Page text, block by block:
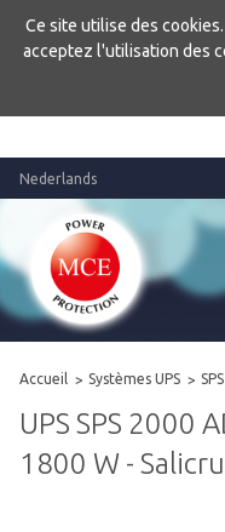
Ce site utilise des
acceptez l'utilisation des
Nederlands
Accueil Systèmes UPS
UPS SPS 2000
1800 W - Salicru